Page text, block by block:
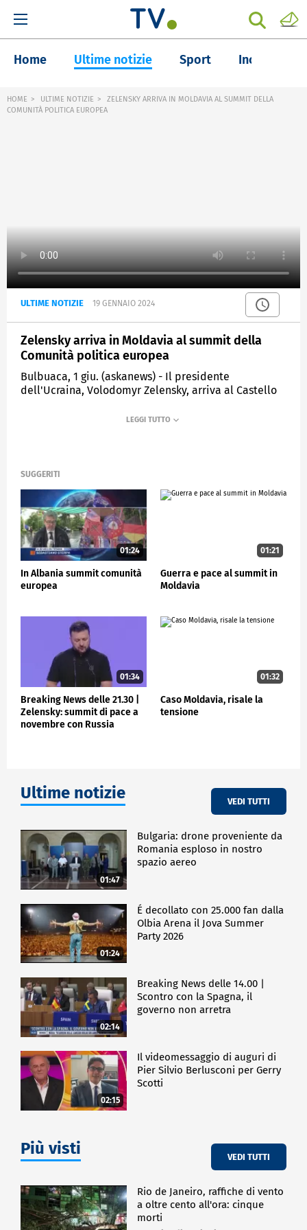
Home Ultime notizie Sport Inchieste
HOME ULTIME NOTIZIE
ZELENSKY ARRIVA IN MOLDAVIA AL SUMMIT DELLA
COMUNITÀ POLITICA EUROPEA
ULTIME NOTIZIE 19 GENNAIO 2024
Zelensky arriva in Moldavia al summit della
Comunità politica europea
Bulbuaca, 1 giu. (askanews) - Il presidente
dell'Ucraina, Volodomyr Zelensky, arriva al Castello
dalla capitale della Moldavia Chisinau, che ospita il
ESTERI
SUGGERITI
01:24
In Albania summit comunità
europea
01:21
Guerra e pace al summit in
Moldavia
01:34
Breaking News delle 21.30 |
Zelensky: summit di pace a
novembre con Russia
01:32
Caso Moldavia, risale la
tensione
Ultime notizie VEDI TUTTI
01:47
Bulgaria: drone proveniente da
Romania esploso in nostro
spazio aereo
01:24
É decollato con 25.000 fan dalla
Olbia Arena il Jova Summer
Party 2026
02:14
Breaking News delle 14.00 |
Scontro con la Spagna, il
governo non arretra
02:15
Il videomessaggio di auguri di
Pier Silvio Berlusconi per Gerry
Scotti
Più visti VEDI TUTTI
Rio de Janeiro, raffiche di vento
a oltre cento all'ora: cinque
morti